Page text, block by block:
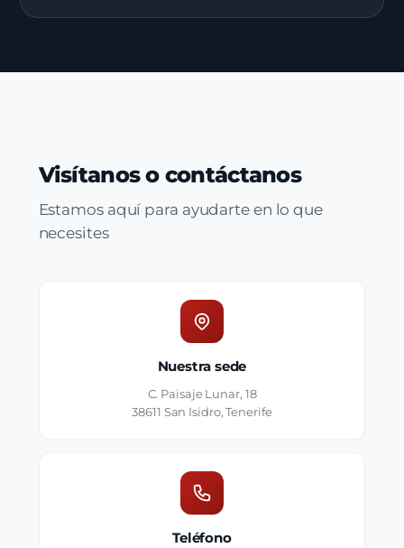
Visítanos o contáctanos
Estamos aquí para ayudarte en lo que
necesites
Nuestra sede
C. Paisaje Lunar, 18
38611 San Isidro, Tenerife
Teléfono